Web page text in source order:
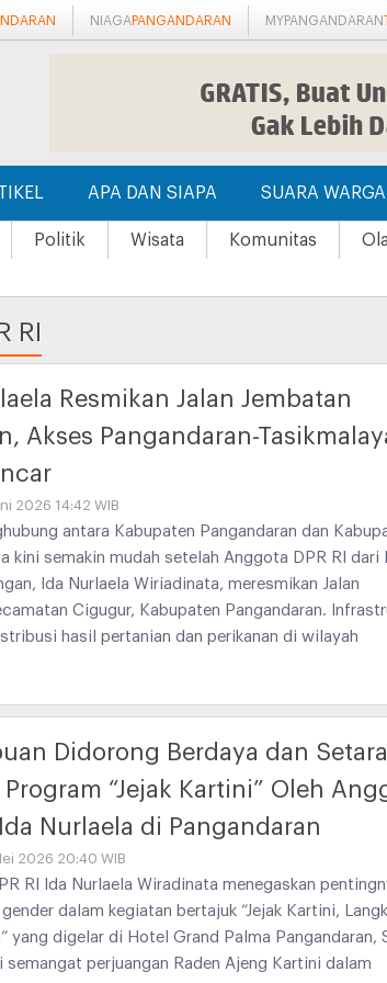
NIAGA PANGANDARAN MYPANGANDARAN
APA DAN SIAPA SUARA WARGA
Politik Wisata Komunitas
RI
Resmikan Jalan Jembatan
Akses Pangandaran-
2026 14:42 WIB
antara Kabupaten Pangandaran dan
kini semakin mudah setelah Anggota DPR RI dari
Ida Nurlaela Wiriadinata, meresmikan Jalan
Cigugur, Kabupaten Pangandaran.
hasil pertanian dan perikanan di wilayah
Didorong Berdaya dan Setara
Program “Jejak Kartini” Oleh
Ida Nurlaela di Pangandaran
2026 20:40 WIB
RI Ida Nurlaela Wiradinata menegaskan
dalam kegiatan bertajuk “Jejak Kartini,
yang digelar di Hotel Grand Palma Pangandaran,
perjuangan Raden Ajeng Kartini dalam